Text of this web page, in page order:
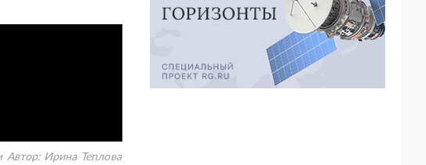
Автор: Ирина Теплова